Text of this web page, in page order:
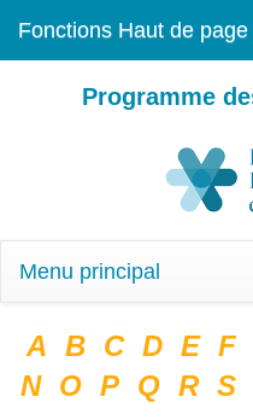
Fonctions Haut de page
Programme
Menu principal
A B C D E F
N O P Q R S